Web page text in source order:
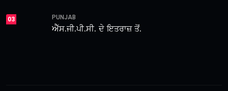
03 PUNJAB
ਐੱਸ.ਜੀ.ਪੀ.ਸੀ. ਦੇ ਇਤਰਾਜ਼ ਤੋਂ.